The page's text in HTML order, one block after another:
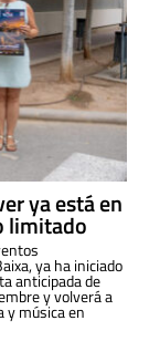
ya está en
limitado
ya ha iniciado
anticipada de
y volverá a
y música en